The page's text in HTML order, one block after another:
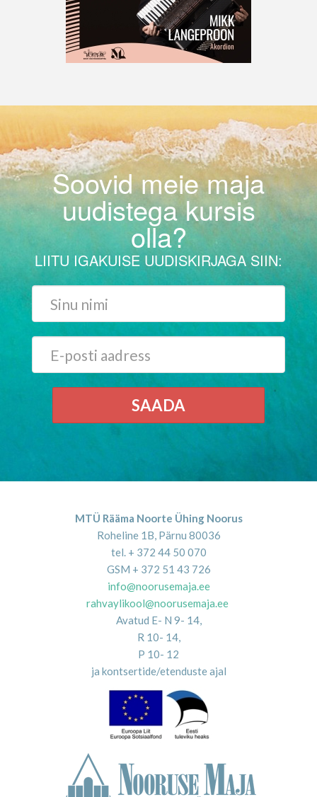
Soovid meie maja
uudistega kursis
olla?
LIITU IGAKUISE UUDISKIRJAGA SIIN:
SAADA
MTÜ Rääma Noorte Ühing Noorus
Roheline 1B, Pärnu 80036
tel. + 372 44 50 070
GSM + 372 51 43 726
info@noorusemaja.ee
rahvaylikool@noorusemaja.ee
Avatud E- N 9- 14,
R 10- 14,
P 10- 12
ja kontsertide/etenduste ajal